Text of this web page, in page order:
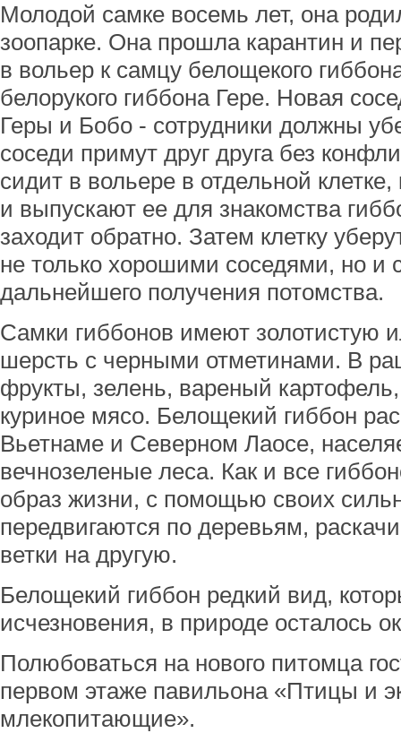
Молодой самке восемь лет, она
зоопарке. Она прошла карантин и
в вольер к самцу белощекого
белорукого гиббона Гере. Новая
Геры и Бобо - сотрудники должны
соседи примут друг друга без
сидит в вольере в отдельной
и выпускают ее для знакомства
заходит обратно. Затем клетку
не только хорошими соседями, но и
дальнейшего получения потомства.
Самки гиббонов имеют золотистую
шерсть с черными отметинами. В
фрукты, зелень, вареный
куриное мясо. Белощекий гиббон
Вьетнаме и Северном Лаосе,
вечнозеленые леса. Как и все
образ жизни, с помощью своих
передвигаются по деревьям,
ветки на другую.
Белощекий гиббон редкий вид,
исчезновения, в природе осталось
Полюбоваться на нового питомца
первом этаже павильона «Птицы и
млекопитающие».